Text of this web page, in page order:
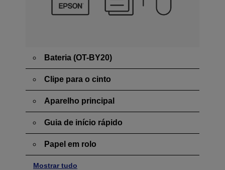
Bateria (OT-BY20)
Clipe para o cinto
Aparelho principal
Guia de início rápido
Papel em rolo
Mostrar tudo